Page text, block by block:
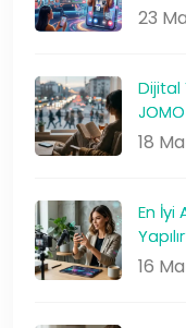
23
Dijital
18
En İyi
16